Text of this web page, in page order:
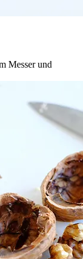
Messer und